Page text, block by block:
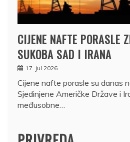
CIJENE NAFTE PORASLE
SUKOBA SAD I IRANA
17. jul 2026.
Cijene nafte porasle su danas
Sjedinjene Američke Države i
međusobne…